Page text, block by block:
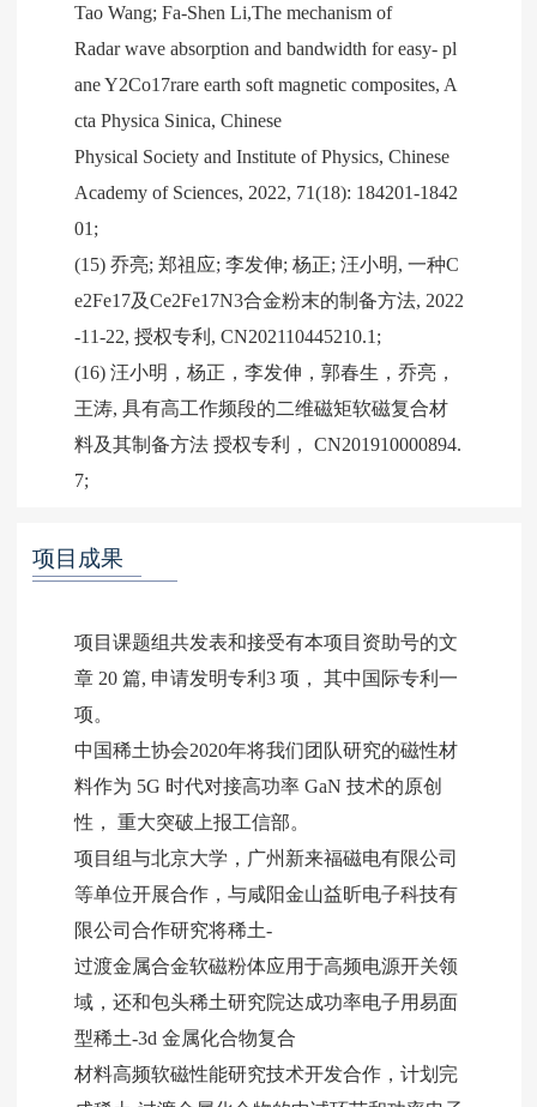
Tao Wang; Fa-Shen Li,The mechanism of
Radar wave absorption and bandwidth for easy- pl
ane Y2Co17rare earth soft magnetic composites, A
cta Physica Sinica, Chinese
Physical Society and Institute of Physics, Chinese
Academy of Sciences, 2022, 71(18): 184201-1842
01;
(15) 乔亮; 郑祖应; 李发伸; 杨正; 汪小明, 一种C
e2Fe17及Ce2Fe17N3合金粉末的制备方法, 2022
-11-22, 授权专利, CN202110445210.1;
(16) 汪小明，杨正，李发伸，郭春生，乔亮，
王涛, 具有高工作频段的二维磁矩软磁复合材
料及其制备方法 授权专利， CN201910000894.
项目成果
项目课题组共发表和接受有本项目资助号的文
章 20 篇, 申请发明专利3 项， 其中国际专利一
项。
中国稀土协会2020年将我们团队研究的磁性材
料作为 5G 时代对接高功率 GaN 技术的原创
性， 重大突破上报工信部。
项目组与北京大学，广州新来福磁电有限公司
等单位开展合作，与咸阳金山益昕电子科技有
限公司合作研究将稀土-
过渡金属合金软磁粉体应用于高频电源开关领
域，还和包头稀土研究院达成功率电子用易面
型稀土-3d 金属化合物复合
材料高频软磁性能研究技术开发合作，计划完